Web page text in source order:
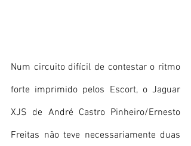
Num circuito difícil de contestar o ritmo
forte imprimido pelos Escort, o Jaguar
XJS de André Castro Pinheiro/Ernesto
Freitas não teve necessariamente duas